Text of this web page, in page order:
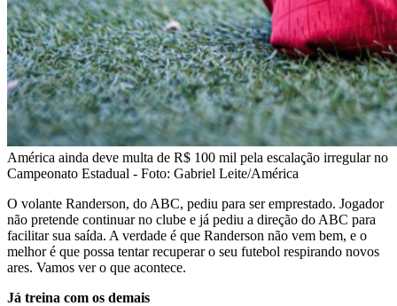
América ainda deve multa de R$ 100 mil pela escalação irregular no
Campeonato Estadual - Foto: Gabriel Leite/América
O volante Randerson, do ABC, pediu para ser emprestado. Jogador
não pretende continuar no clube e já pediu a direção do ABC para
facilitar sua saída. A verdade é que Randerson não vem bem, e o
melhor é que possa tentar recuperar o seu futebol respirando novos
ares. Vamos ver o que acontece.
Já treina com os demais